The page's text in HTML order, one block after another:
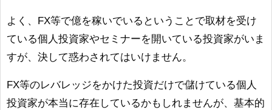
よく、FX等で億を稼いでいるということで取材を受け
ている個人投資家やセミナーを開いている投資家がいま
すが、決して惑わされてはいけません。
FX等のレバレッジをかけた投資だけで儲けている個人
投資家が本当に存在しているかもしれませんが、基本的